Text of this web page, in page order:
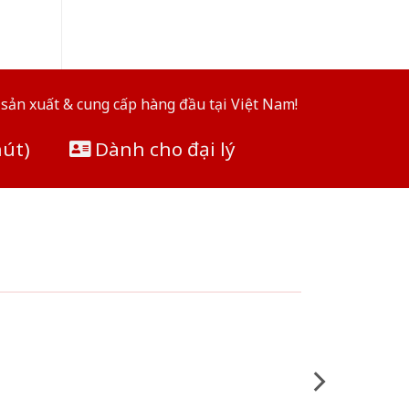
xuất & cung cấp hàng đầu tại Việt Nam!
Dành cho đại lý